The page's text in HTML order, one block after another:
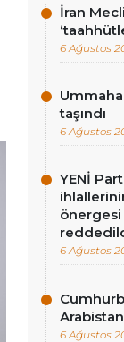
İran
6 Ağustos
taşındı
6 Ağustos
YENİ
önergesi
6 Ağustos
6 Ağustos